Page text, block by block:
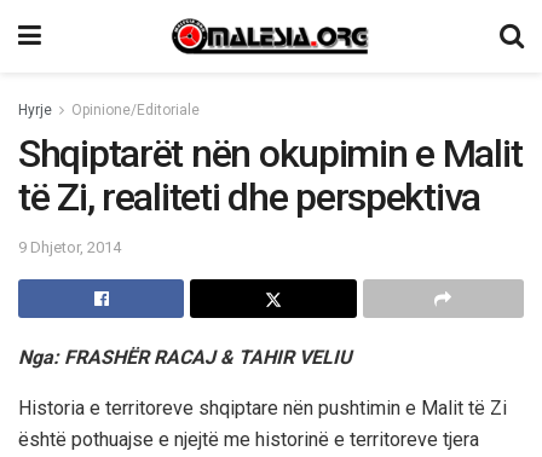
Hyrje Opinione/Editoriale
Shqiptarët nën okupimin e Malit
të Zi, realiteti dhe perspektiva
9 Dhjetor, 2014
Nga: FRASHËR RACAJ & TAHIR VELIU
Historia e territoreve shqiptare nën pushtimin e Malit të Zi
është pothuajse e njejtë me historinë e territoreve tjera